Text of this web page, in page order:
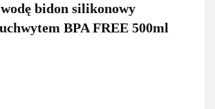
bidon silikonowy
BPA FREE 500ml